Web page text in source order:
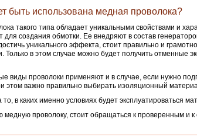
быть использована медная проволока?
такого типа обладает уникальными свойствами и
для создания обмотки. Ее внедряют в состав
уникального эффекта, стоит правильно и
Только в этом случае можно будет получить отменные
виды проволоки применяют и в случае, если нужно
этом важно правильно выбирать изоляционный
в каких именно условиях будет эксплуатироваться
медную проволоку, стоит обращаться к проверенным и